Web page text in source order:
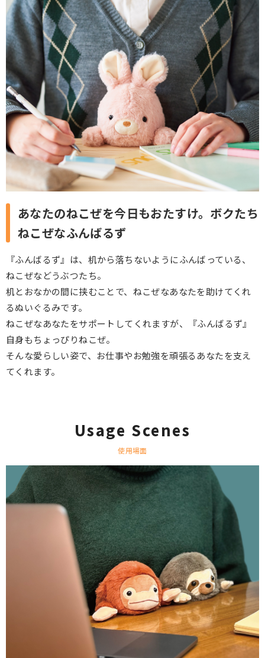
あなたのねこぜを今日もおたすけ。ボクたち
ねこぜなふんばるず
『ふんばるず』は、机から落ちないようにふんばっている、
ねこぜなどうぶつたち。
机とおなかの間に挟むことで、ねこぜなあなたを助けてくれ
るぬいぐるみです。
ねこぜなあなたをサポートしてくれますが、『ふんばるず』
自身もちょっぴりねこぜ。
そんな愛らしい姿で、お仕事やお勉強を頑張るあなたを支え
てくれます。
Usage Scenes
使用場面